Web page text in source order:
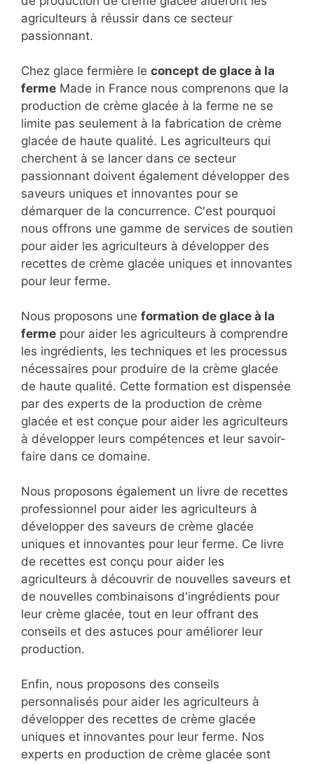
agriculteurs à réussir dans ce secteur
passionnant.
Chez glace fermière le concept de glace à la
ferme Made in France nous comprenons que la
production de crème glacée à la ferme ne se
limite pas seulement à la fabrication de crème
glacée de haute qualité. Les agriculteurs qui
cherchent à se lancer dans ce secteur
passionnant doivent également développer des
saveurs uniques et innovantes pour se
démarquer de la concurrence. C'est pourquoi
nous offrons une gamme de services de soutien
pour aider les agriculteurs à développer des
recettes de crème glacée uniques et innovantes
pour leur ferme.
Nous proposons une formation de glace à la
ferme pour aider les agriculteurs à comprendre
les ingrédients, les techniques et les processus
nécessaires pour produire de la crème glacée
de haute qualité. Cette formation est dispensée
par des experts de la production de crème
glacée et est conçue pour aider les agriculteurs
à développer leurs compétences et leur savoir-
faire dans ce domaine.
Nous proposons également un livre de recettes
professionnel pour aider les agriculteurs à
développer des saveurs de crème glacée
uniques et innovantes pour leur ferme. Ce livre
de recettes est conçu pour aider les
agriculteurs à découvrir de nouvelles saveurs et
de nouvelles combinaisons d'ingrédients pour
leur crème glacée, tout en leur offrant des
conseils et des astuces pour améliorer leur
production.
Enfin, nous proposons des conseils
personnalisés pour aider les agriculteurs à
développer des recettes de crème glacée
uniques et innovantes pour leur ferme. Nos
experts en production de crème glacée sont